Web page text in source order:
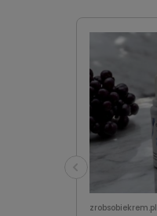
zrobsobiekrem.pl